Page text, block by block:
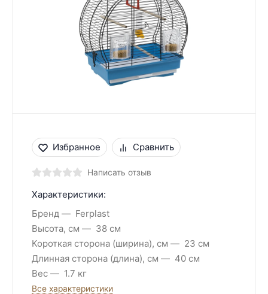
Избранное Сравнить
Написать отзыв
Характеристики:
Бренд
Ferplast
Высота, см
38 см
Короткая сторона (ширина), см
23 см
Длинная сторона (длина), см
40 см
Вес
1.7 кг
Все характеристики